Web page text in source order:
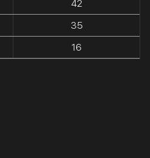
42
35
16